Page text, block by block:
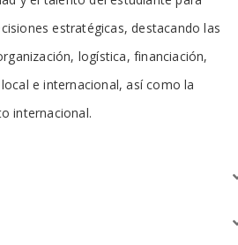
estratégicas, destacando las
logística, financiación,
e internacional, así como la
internacional.